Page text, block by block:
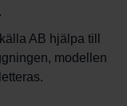
AB hjälpa till
modellen